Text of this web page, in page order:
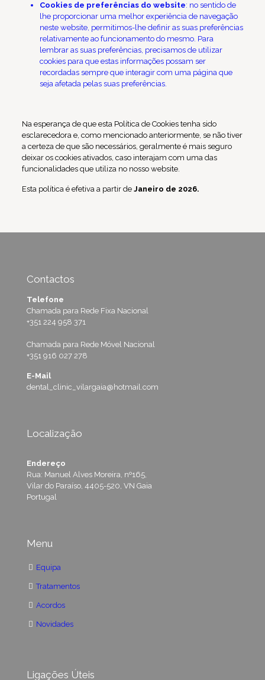
Cookies de preferências do website: no sentido de
lhe proporcionar uma melhor experiência de navegação
neste website, permitimos-lhe definir as suas preferências
relativamente ao funcionamento do mesmo. Para
lembrar as suas preferências, precisamos de utilizar
cookies para que estas informações possam ser
recordadas sempre que interagir com uma página que
seja afetada pelas suas preferências.
Na esperança de que esta Política de Cookies tenha sido
esclarecedora e, como mencionado anteriormente, se não tiver
a certeza de que são necessários, geralmente é mais seguro
deixar os cookies ativados, caso interajam com uma das
funcionalidades que utiliza no nosso website.
Esta política é efetiva a partir de Janeiro de 2026.
Contactos
Telefone
Chamada para Rede Fixa Nacional
+351 224 958 371
Chamada para Rede Móvel Nacional
+351 916 027 278
E-Mail
dental_clinic_vilargaia@hotmail.com
Localização
Endereço
Rua: Manuel Alves Moreira, nº165,
Vilar do Paraíso, 4405-520, VN Gaia
Portugal
Menu
Equipa
Tratamentos
Acordos
Novidades
Ligações Úteis